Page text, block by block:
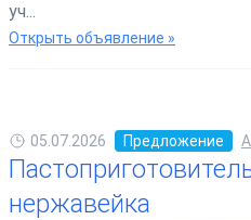
уч...
Открыть объявление »
05.07.2026 Предложение
нержавейка